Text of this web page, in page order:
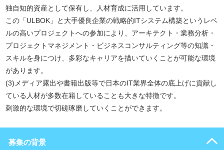
独自知的資産として保有し、人材育成に活用しています。
この「ULBOK」と大手優良企業の戦略的ITシステム構築というレベ
ルの高いプロジェクトへの参加により、アーキテクト・業務分析・
プロジェクトマネジメント・ビジネスコンサルティング等の知識・
スキルを身につけ、多彩なキャリアを描いていくことが可能な環境
があります。
(3)メディア露出や書籍出版等で日本のIT業界全体の底上げに貢献し
ている人材が多数在籍していることも大きな特徴です。
刺激的な環境で切磋琢磨していくことができます。
募集の背景